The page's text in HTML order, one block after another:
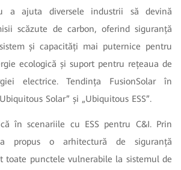
a ajuta diversele industrii să devină
scăzute de carbon, oferind siguranță
și capacități mai puternice pentru
ecologică și suport pentru rețeaua de
electrice. Tendința FusionSolar în
Solar” și „Ubiquitous ESS”.
în scenariile cu ESS pentru C&I. Prin
propus o arhitectură de siguranță
toate punctele vulnerabile la sistemul de